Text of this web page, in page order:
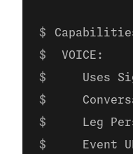
VOICE:
Uses
Leg
Event